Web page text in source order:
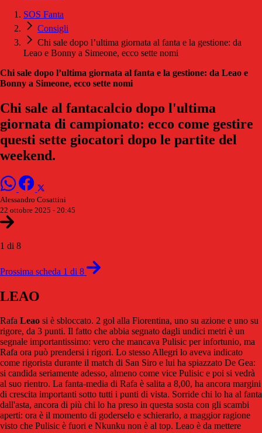
SOS Fanta
Consigli
Chi sale dopo l’ultima giornata al fanta e la gestione: da
Leao e Bonny a Simeone, ecco sette nomi
Chi sale dopo l’ultima giornata al fanta e la gestione: da Leao e
Bonny a Simeone, ecco sette nomi
Chi sale al fantacalcio dopo l'ultima
giornata di campionato: ecco come gestire
questi sette giocatori dopo le partite del
weekend.
Alessandro Cosattini
22 ottobre 2025 - 20:45
1 di 8
Prossima scheda 1 di 8
LEAO
Rafa Leao si è sbloccato. 2 gol alla Fiorentina, uno su azione e uno su
rigore, da 3 punti. Il fatto che abbia segnato dagli undici metri è un
segnale importantissimo: vero che mancava Pulisic per infortunio, ma
Rafa ora può prendersi i rigori. Lo stesso Allegri lo aveva indicato
come rigorista durante il match di San Siro e lui ha spiazzato De Gea:
si candida seriamente adesso, almeno come vice Pulisic e poi si vedrà
al suo rientro. La fanta-media di Rafa è salita a 8,00, ha ancora margini
di crescita importanti sotto tutti i punti di vista. Sorride chi lo ha al fanta
dall'asta, ancora di più chi lo ha preso in questa sosta con gli scambi
aperti: ora è il momento di goderselo e schierarlo, a maggior ragione
visto che Pulisic è fuori e Nkunku non è al top. Leao è da mettere